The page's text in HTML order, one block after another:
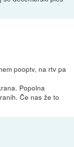
pooptv, na rtv pa
Popolna
Če nas že to